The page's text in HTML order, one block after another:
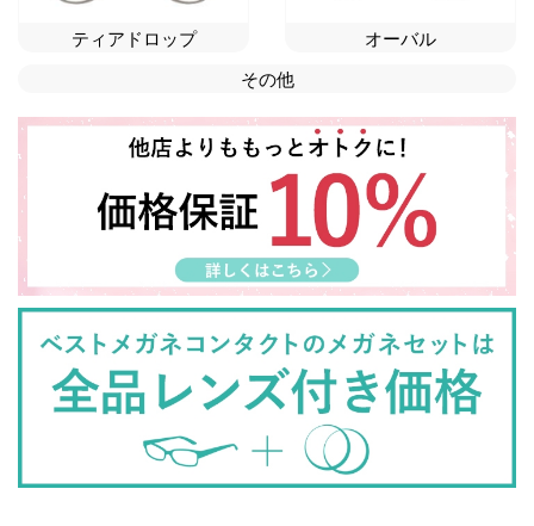
ティアドロップ
オーバル
その他